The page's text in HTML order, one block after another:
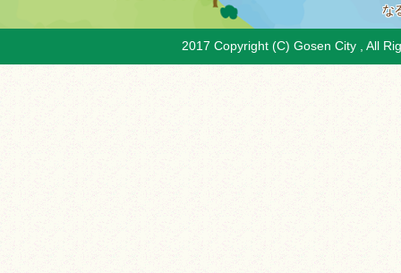
な
2017 Copyright (C) Gosen City , All